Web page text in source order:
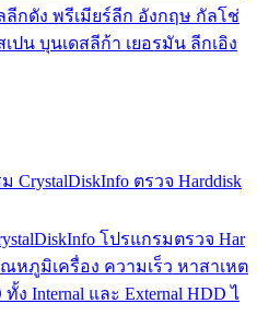
กดัง พรีเมียร์ลีก อังกฤษ กัลโช่
ปน บุนเดสลีก้า เยอรมัน ลีกเอิง
CrystalDiskInfo ตรวจ Harddisk
โปรแกรมตรวจ Har
หภูมิเครื่อง ความเร็ว หาสาเหต
Internal และ External HDD ไ